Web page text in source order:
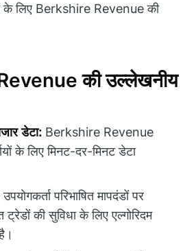
के लिए Berkshire Revenue की
की उल्लेखनीय
डेटा: Berkshire Revenue
के लिए मिनट-दर-मिनट डेटा
उपयोगकर्ता परिभाषित मापदंडों पर
ट्रेडों की सुविधा के लिए एल्गोरिदम